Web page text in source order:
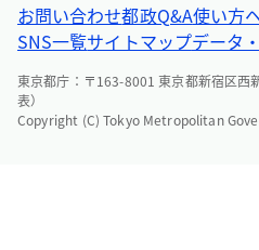
お問い合わせ都政Q&A使い方
SNS一覧サイトマップデータ
東京都庁：〒163-8001 東京都新宿区
表）
Copyright (C) Tokyo Metropolitan